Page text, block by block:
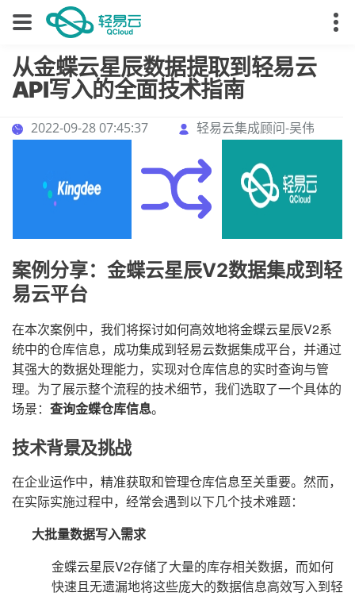
从金蝶云星辰数据提取到轻易云
API写入的全面技术指南
2022-09-28 07:45:37 轻易云集成顾问-吴伟
案例分享：金蝶云星辰V2数据集成到轻
易云平台
在本次案例中，我们将探讨如何高效地将金蝶云星辰V2系
统中的仓库信息，成功集成到轻易云数据集成平台，并通过
其强大的数据处理能力，实现对仓库信息的实时查询与管
理。为了展示整个流程的技术细节，我们选取了一个具体的
场景： 查询金蝶仓库信息。
技术背景及挑战
在企业运作中，精准获取和管理仓库信息至关重要。然而，
在实际实施过程中，经常会遇到以下几个技术难题：
大批量数据写入需求
金蝶云星辰V2存储了大量的库存相关数据，而如何
快速且无遗漏地将这些庞大的数据信息高效写入到轻